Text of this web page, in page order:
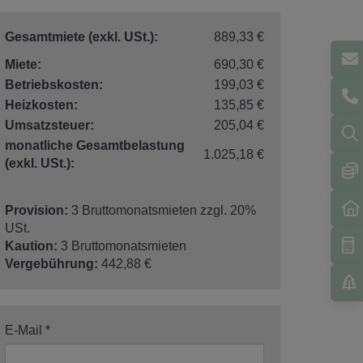
Gesamtmiete (exkl. USt.):
889,33 €
Miete:
690,30 €
Betriebskosten:
199,03 €
Heizkosten:
135,85 €
Umsatzsteuer:
205,04 €
monatliche Gesamtbelastung
(exkl. USt.):
1.025,18 €
Provision: 3 Bruttomonatsmieten zzgl. 20%
USt.
Kaution: 3 Bruttomonatsmieten
Vergebührung: 442,88 €
E-Mail